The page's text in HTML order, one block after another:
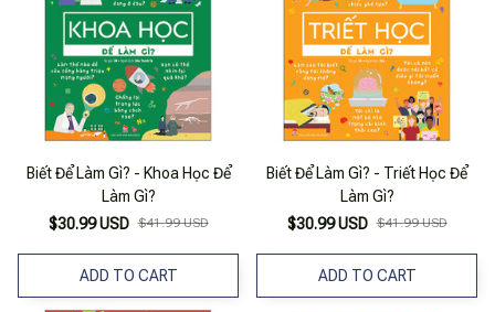
Biết Để Làm Gì? - Khoa Học Để
Làm Gì?
$30.99 USD $41.99 USD
ADD TO CART
Biết Để Làm Gì? - Triết Học Để
Làm Gì?
$30.99 USD $41.99 USD
ADD TO CART